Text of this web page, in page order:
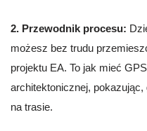
2. Przewodnik procesu:
możesz bez trudu
projektu EA. To jak mieć
architektonicznej,
na trasie.